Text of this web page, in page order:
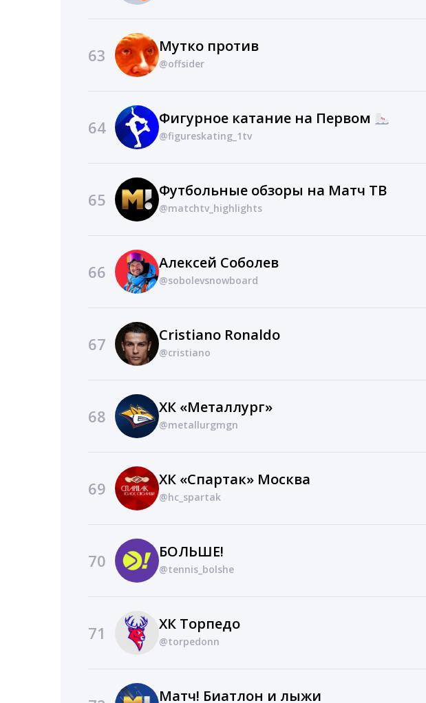
63 Мутко против
@offsider
64 Фигурное катание на Первом
@figureskating_1tv
65 Футбольные обзоры на Матч ТВ
@matchtv_highlights
66 Алексей Соболев
@sobolevsnowboard
67 Cristiano Ronaldo
@cristiano
68 ХК «Металлург»
@metallurgmgn
69 ХК «Спартак» Москва
@hc_spartak
70 БОЛЬШЕ!
@tennis_bolshe
71 ХК Торпедо
@torpedonn
Матч! Биатлон и лыжи